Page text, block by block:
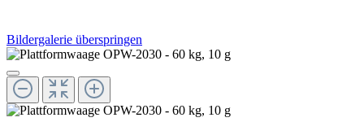
Bildergalerie überspringen